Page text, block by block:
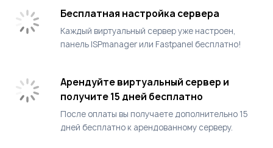
Бесплатная настройка сервера
Каждый виртуальный сервер уже настроен,
панель ISPmanager или Fastpanel бесплатно!
Арендуйте виртуальный сервер и
получите 15 дней бесплатно
После оплаты вы получаете дополнительно 15
дней бесплатно к арендованному серверу.